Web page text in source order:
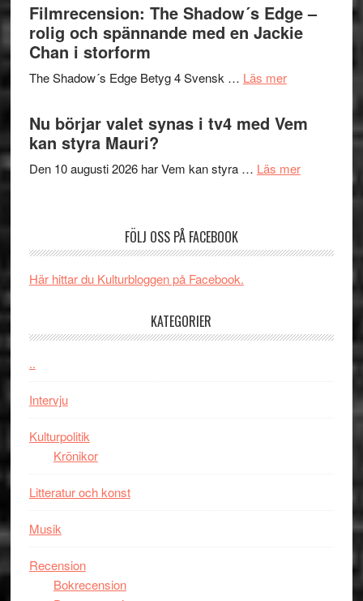
Pöntinen
avslutar
in
till
och
Filmrecension: The Shadow´s Edge –
rolig och spännande med en Jackie
Chan i storform
The Shadow´s Edge Betyg 4 Svensk … Läs merom
Shadow
Edge
spännande
Nu börjar valet synas i tv4 med Vem
kan styra Mauri?
Den 10 augusti 2026 har Vem kan styra … Läs merom
kan
FÖLJ OSS PÅ FACEBOOK
Här hittar du Kulturbloggen på Facebook.
KATEGORIER
..
Intervju
Kulturpolitik
Krönikor
Litteratur och konst
Musik
Recension
Bokrecension